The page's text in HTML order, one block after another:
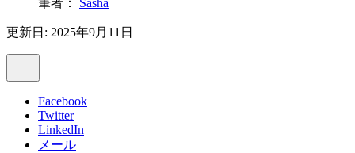
筆者： Sasha
更新日: 2025年9月11日
Facebook
Twitter
LinkedIn
メール